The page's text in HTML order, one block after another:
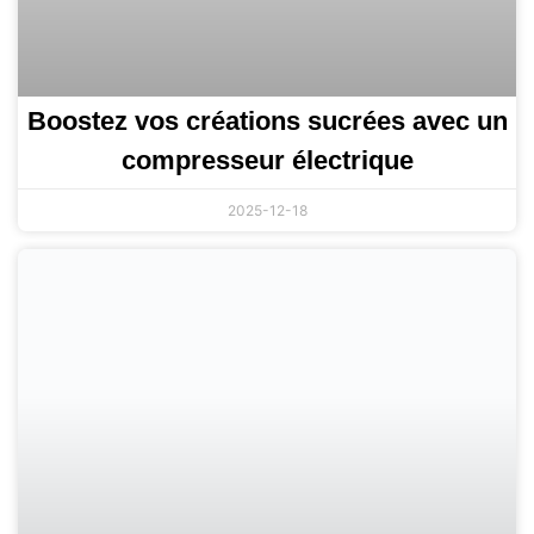
Boostez vos créations sucrées avec un
compresseur électrique
2025-12-18